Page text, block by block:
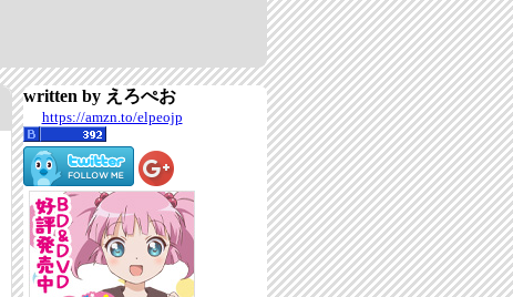
written by えろぺお
https://amzn.to/elpeojp